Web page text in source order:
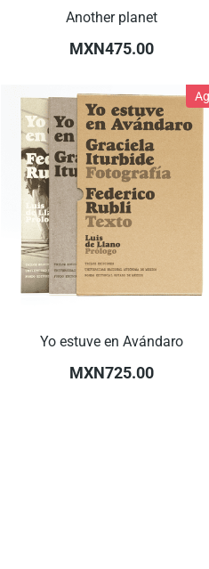
Another planet
MXN475.00
Yo estuve en Avándaro
MXN725.00